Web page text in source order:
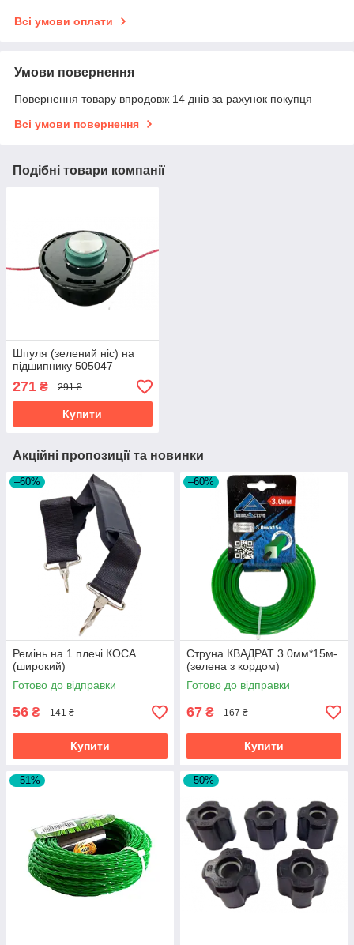
Всі умови оплати
Умови повернення
Повернення товару впродовж 14 днів за рахунок покупця
Всі умови повернення
Подібні товари компанії
Шпуля (зелений ніс) на
підшипнику 505047
271 ₴ 291 ₴
Купити
Акційні пропозиції та новинки
–60%
Ремінь на 1 плечі КОСА
(широкий)
Готово до відправки
56 ₴ 141 ₴
Купити
–60%
Струна КВАДРАТ 3.0мм*15м-
(зелена з кордом)
Готово до відправки
67 ₴ 167 ₴
Купити
–51% –50%